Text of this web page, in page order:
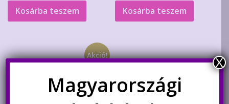
Kosárba teszem Kosárba teszem
Akció!
Magyarországi
X